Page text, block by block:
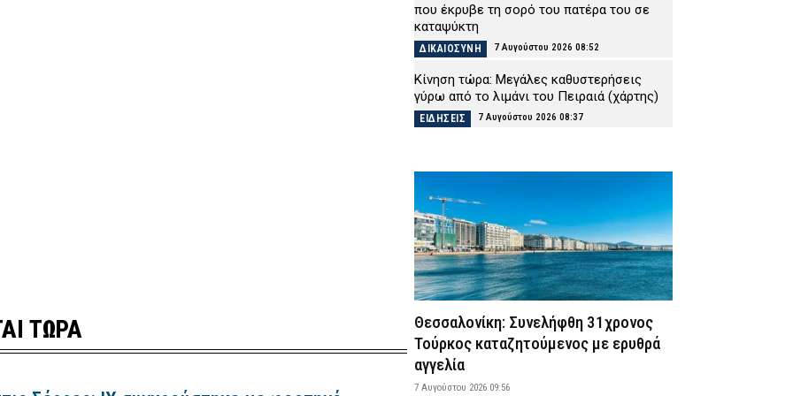
ΤΩΡΑ
που έκρυβε τη σορό του πατέρα του σε
καταψύκτη
ΔΙΚΑΙΟΣΥΝΗ 7 Αυγούστου 2026 08:52
Κίνηση τώρα: Μεγάλες καθυστερήσεις
γύρω από το λιμάνι του Πειραιά (χάρτης)
ΕΙΔΗΣΕΙΣ 7 Αυγούστου 2026 08:37
ζημία»
ΣΩΜΑΤΑ ΑΣΦΑΛΕΙΑΣ 7 Αυγούστου 2026 08:24
Δύο συλλήψεις για τις φωτιές σε Σκύρο
και Λακωνία – Προκλήθηκαν από γεννήτρια
και ψησταριά
Spider-Man: Γιατί η νέα ταινία του Miles
Morales θα είναι το μεγαλύτερο
κινηματογραφικό γεγονός της Marvel
(βίντεο)
Θεσσαλονίκη: Συνελήφθη 31χρονος
Τούρκος καταζητούμενος με ερυθρά
αγγελία
7 Αυγούστου 2026 09:56